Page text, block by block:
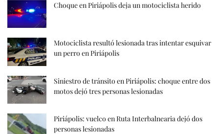
Choque en Piriápolis deja un motociclista herido
Motociclista resultó lesionada tras intentar esquivar
un perro en Piriápolis
Siniestro de tránsito en Piriápolis: choque entre dos
motos dejó tres personas lesionadas
Piriápolis: vuelco en Ruta Interbalnearia dejó dos
personas lesionadas